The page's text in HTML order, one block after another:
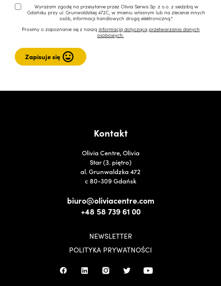
Wyrażam zgodę na przesyłanie przez Olivia Serwis Sp. z o.o. z siedzibą w
Gdańsku przy ul. Grunwaldzkiej 472C, w imieniu własnym lub na zlecenie innych
osób, informacji handlowych drogą elektroniczną.*
Prosimy o zapoznanie się z naszą informacją dotyczącą przetwarzania danych
osobowych.
Kontakt
Olivia Centre, Olivia
Star (3. piętro)
al. Grunwaldzka 472
c 80-309 Gdańsk
biuro@oliviacentre.com
+48 58 739 61 00
NEWSLETTER
POLITYKA PRYWATNOŚCI